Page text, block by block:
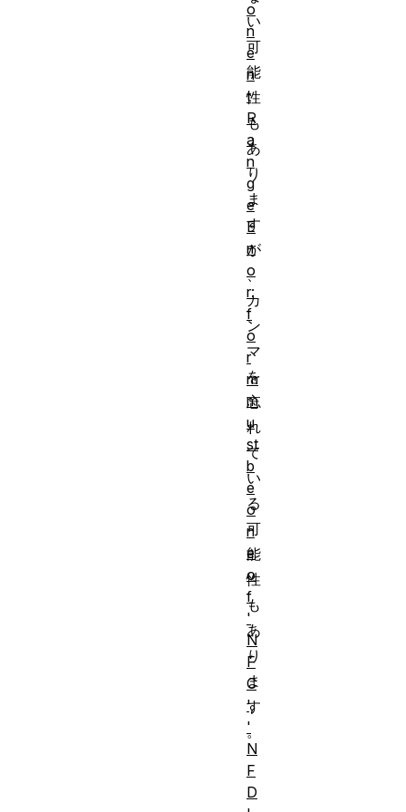
い
可
能
性
も
あ
り
ま
す
が
、
カ
ン
マ
を
忘
れ
て
い
る
可
能
性
も
あ
り
ま
す
。
o
n
e
n
t
R
a
n
g
e
E
rr
o
r:
f
o
r
m
m
u
st
b
e
o
n
e
o
f
'
N
F
C
',
'
N
F
D